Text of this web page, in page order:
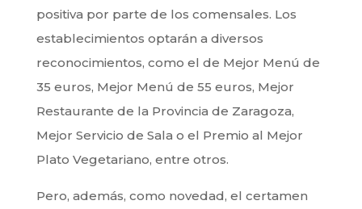
positiva por parte de los comensales. Los
establecimientos optarán a diversos
reconocimientos, como el de Mejor Menú de
35 euros, Mejor Menú de 55 euros, Mejor
Restaurante de la Provincia de Zaragoza,
Mejor Servicio de Sala o el Premio al Mejor
Plato Vegetariano, entre otros.
Pero, además, como novedad, el certamen